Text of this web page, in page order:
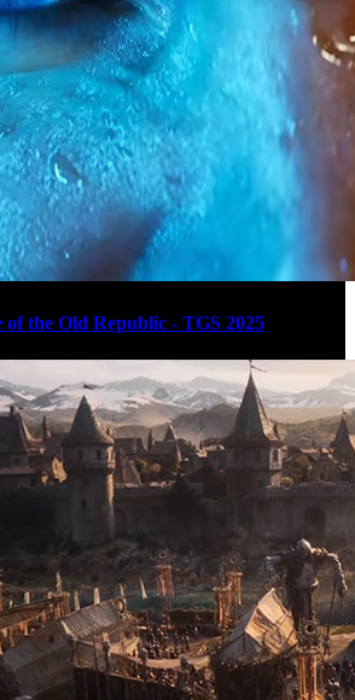
of the Old Republic - TGS 2025